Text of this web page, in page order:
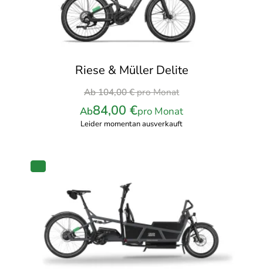
Riese & Müller Delite
Ab104,00€pro Monat
Ursprünglicher
Preis
war:
Ab84,00 €pro Monat
Leider momentan ausverkauft
PRODUKT
ANGEBOT